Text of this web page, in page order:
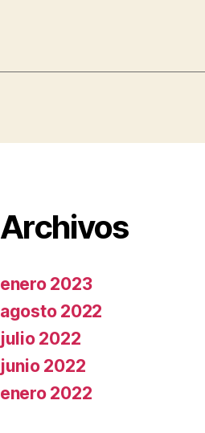
Archivos
enero 2023
agosto 2022
julio 2022
junio 2022
enero 2022